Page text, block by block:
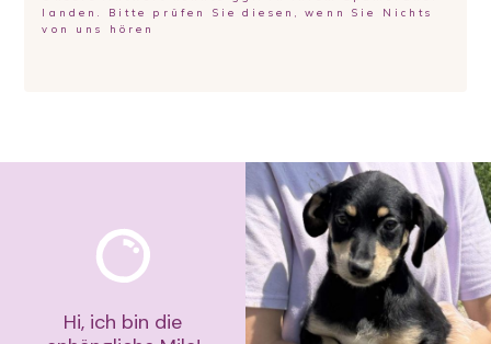
landen. Bitte prüfen Sie diesen, wenn Sie Nichts
von uns hören
Hi, ich bin die